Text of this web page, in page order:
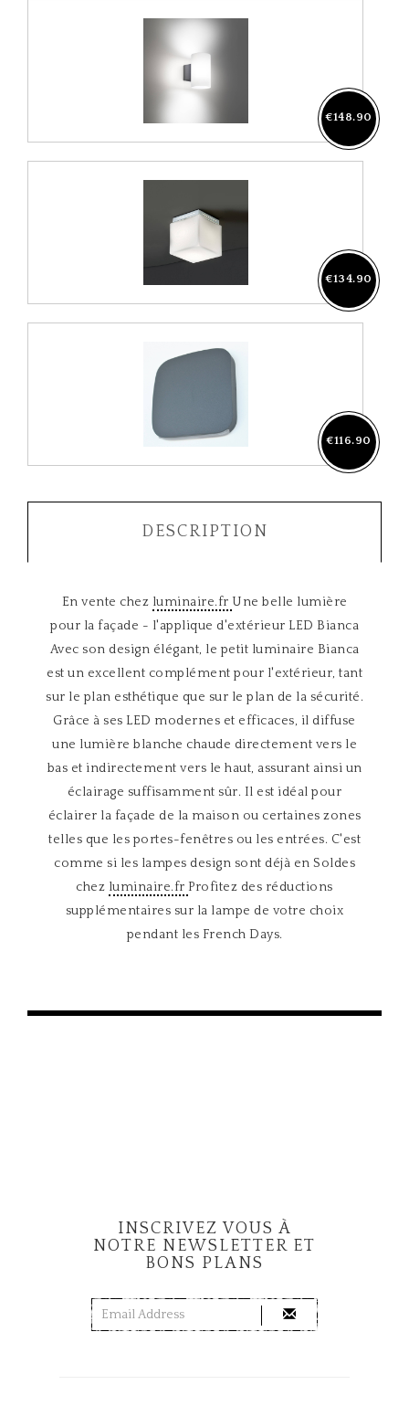
€148.90
€134.90
€116.90
DESCRIPTION
En vente chez luminaire.fr Une belle lumière
pour la façade - l'applique d'extérieur LED Bianca
Avec son design élégant, le petit luminaire Bianca
est un excellent complément pour l'extérieur, tant
sur le plan esthétique que sur le plan de la sécurité.
Grâce à ses LED modernes et efficaces, il diffuse
une lumière blanche chaude directement vers le
bas et indirectement vers le haut, assurant ainsi un
éclairage suffisamment sûr. Il est idéal pour
éclairer la façade de la maison ou certaines zones
telles que les portes-fenêtres ou les entrées. C'est
comme si les lampes design sont déjà en Soldes
chez luminaire.fr Profitez des réductions
supplémentaires sur la lampe de votre choix
pendant les French Days.
INSCRIVEZ VOUS À
NOTRE NEWSLETTER ET
BONS PLANS